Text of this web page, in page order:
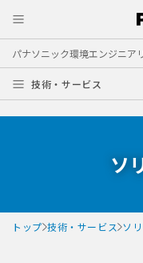
パナソニック環境エンジニア
技術・サービス
ソ
トップ 技術・サービス ソ